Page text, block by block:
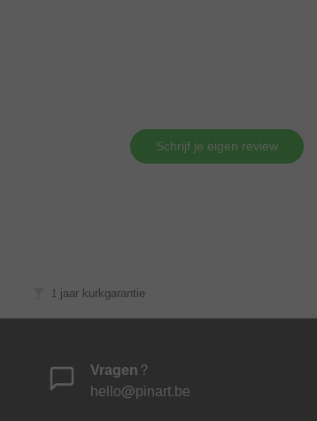
Schrijf je eigen review
1 jaar kurkgarantie
Vragen?
hello@pinart.be